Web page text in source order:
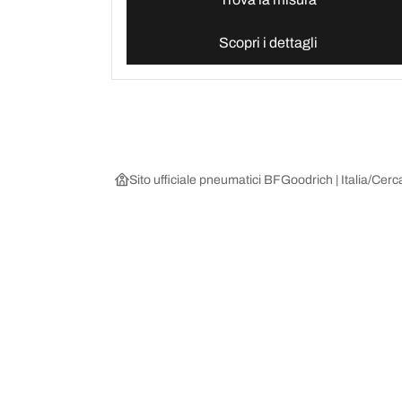
Scopri i dettagli
Sito ufficiale pneumatici BFGoodrich | Italia